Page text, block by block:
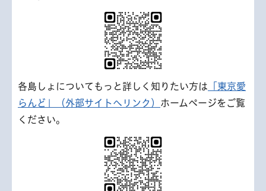
各島しょについてもっと詳しく知りたい方は 「東京愛
らんど」（外部サイトへリンク）
ホームページをご覧
ください。